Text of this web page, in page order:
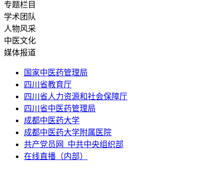
专题栏目
学术团队
人物风采
中医文化
媒体报道
国家中医药管理局
四川省教育厅
四川省人力资源和社会保障厅
四川省中医药管理局
成都中医药大学
成都中医药大学附属医院
共产党员网_中共中央组织部
在线直播（内部）